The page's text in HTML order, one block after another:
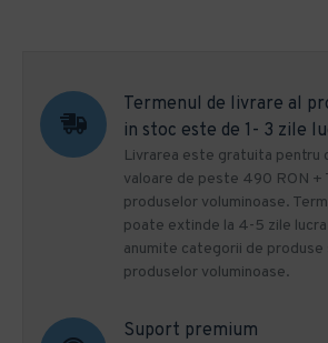
Termenul de livrare al
in stoc este de 1- 3 zile
Livrarea este gratuita pentru
valoare de peste 490 RON +
produselor voluminoase.
poate extinde la 4-5 zile
anumite categorii de produse
produselor voluminoase.
Suport premium